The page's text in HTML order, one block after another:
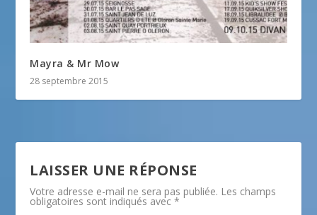
Mayra & Mr Mow
28 septembre 2015
LAISSER UNE RÉPONSE
Votre adresse e-mail ne sera pas publiée. Les champs
obligatoires sont indiqués avec*